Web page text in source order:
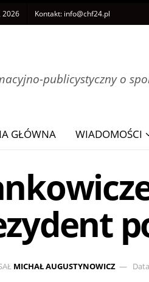
2026 Kontakt: info@chf24.pl
publicystyczny o
GŁÓWNA WIADOMOŚCI
MICHAŁ AUGUSTYNOWICZ